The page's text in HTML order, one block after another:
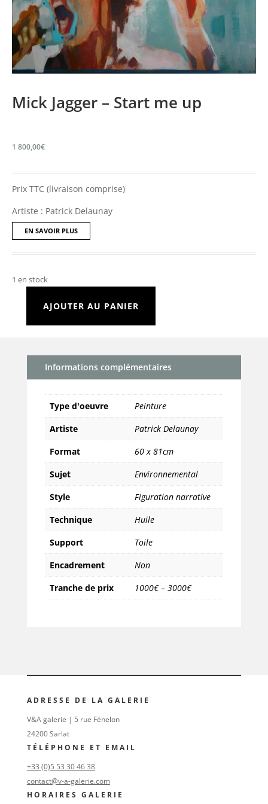
Mick Jagger – Start me up
1 800,00€
Prix TTC (livraison comprise)
Artiste : Patrick Delaunay
EN SAVOIR PLUS
1 en stock
quantité
Jagger
Start
AJOUTER AU PANIER
Informations complémentaires
Type d'oeuvre
Peinture
Artiste
Patrick Delaunay
Format
60 x 81cm
Sujet
Environnemental
Style
Figuration narrative
Technique
Huile
Support
Toile
Encadrement
Non
Tranche de prix
1000€ – 3000€
ADRESSE DE LA GALERIE
V&A galerie | 5 rue Fénelon
24200 Sarlat
TÉLÉPHONE ET EMAIL
+33 (0)5 53 30 46 38
contact@v-a-galerie.com
HORAIRES GALERIE